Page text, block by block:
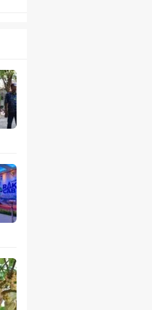
Pemkab Pasuruan Ajukan
Pembahasan
2 hari yang lalu
HEADLINE